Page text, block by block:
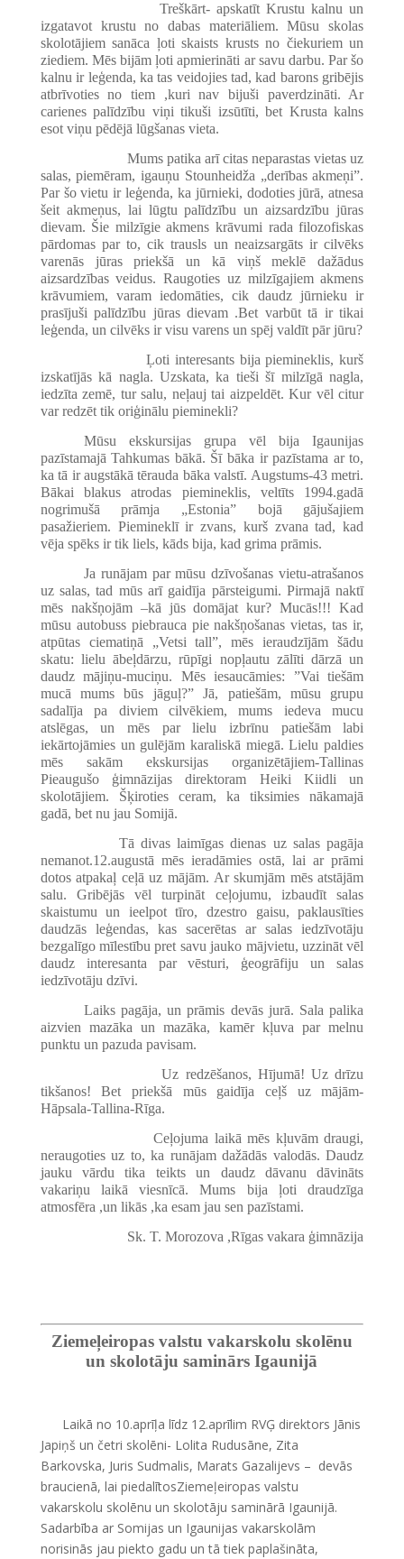
Treškārt- apskatīt Krustu kalnu un
izgatavot krustu no dabas materiāliem. Mūsu skolas
skolotājiem sanāca ļoti skaists krusts no čiekuriem un
ziediem. Mēs bijām ļoti apmierināti ar savu darbu. Par šo
kalnu ir leģenda, ka tas veidojies tad, kad barons gribējis
atbrīvoties no tiem ,kuri nav bijuši paverdzināti. Ar
carienes palīdzību viņi tikuši izsūtīti, bet Krusta kalns
esot viņu pēdējā lūgšanas vieta.
Mums patika arī citas neparastas vietas uz
salas, piemēram, igauņu Stounheidža „derības akmeņi”.
Par šo vietu ir leģenda, ka jūrnieki, dodoties jūrā, atnesa
šeit akmeņus, lai lūgtu palīdzību un aizsardzību jūras
dievam. Šie milzīgie akmens krāvumi rada filozofiskas
pārdomas par to, cik trausls un neaizsargāts ir cilvēks
varenās jūras priekšā un kā viņš meklē dažādus
aizsardzības veidus. Raugoties uz milzīgajiem akmens
krāvumiem, varam iedomāties, cik daudz jūrnieku ir
prasījuši palīdzību jūras dievam .Bet varbūt tā ir tikai
leģenda, un cilvēks ir visu varens un spēj valdīt pār jūru?
Ļoti interesants bija piemineklis, kurš
izskatījās kā nagla. Uzskata, ka tieši šī milzīgā nagla,
iedzīta zemē, tur salu, neļauj tai aizpeldēt. Kur vēl citur
var redzēt tik oriģinālu pieminekli?
Mūsu ekskursijas grupa vēl bija Igaunijas
pazīstamajā Tahkumas bākā. Šī bāka ir pazīstama ar to,
ka tā ir augstākā tērauda bāka valstī. Augstums-43 metri.
Bākai blakus atrodas piemineklis, veltīts 1994.gadā
nogrimušā prāmja „Estonia” bojā gājušajiem
pasažieriem. Piemineklī ir zvans, kurš zvana tad, kad
vēja spēks ir tik liels, kāds bija, kad grima prāmis.
Ja runājam par mūsu dzīvošanas vietu-atrašanos
uz salas, tad mūs arī gaidīja pārsteigumi. Pirmajā naktī
mēs nakšņojām –kā jūs domājat kur? Mucās!!! Kad
mūsu autobuss piebrauca pie nakšņošanas vietas, tas ir,
atpūtas ciematiņā „Vetsi tall”, mēs ieraudzījām šādu
skatu: lielu ābeļdārzu, rūpīgi nopļautu zālīti dārzā un
daudz mājiņu-muciņu. Mēs iesaucāmies: ”Vai tiešām
mucā mums būs jāguļ?” Jā, patiešām, mūsu grupu
sadalīja pa diviem cilvēkiem, mums iedeva mucu
atslēgas, un mēs par lielu izbrīnu patiešām labi
iekārtojāmies un gulējām karaliskā miegā. Lielu paldies
mēs sakām ekskursijas organizētājiem-Tallinas
Pieaugušo ģimnāzijas direktoram Heiki Kiidli un
skolotājiem. Šķiroties ceram, ka tiksimies nākamajā
gadā, bet nu jau Somijā.
Tā divas laimīgas dienas uz salas pagāja
nemanot.12.augustā mēs ieradāmies ostā, lai ar prāmi
dotos atpakaļ ceļā uz mājām. Ar skumjām mēs atstājām
salu. Gribējās vēl turpināt ceļojumu, izbaudīt salas
skaistumu un ieelpot tīro, dzestro gaisu, paklausīties
daudzās leģendas, kas sacerētas ar salas iedzīvotāju
bezgalīgo mīlestību pret savu jauko mājvietu, uzzināt vēl
daudz interesanta par vēsturi, ģeogrāfiju un salas
iedzīvotāju dzīvi.
Laiks pagāja, un prāmis devās jurā. Sala palika
aizvien mazāka un mazāka, kamēr kļuva par melnu
punktu un pazuda pavisam.
Uz redzēšanos, Hījumā! Uz drīzu
tikšanos! Bet priekšā mūs gaidīja ceļš uz mājām-
Hāpsala-Tallina-Rīga.
Ceļojuma laikā mēs kļuvām draugi,
neraugoties uz to, ka runājam dažādās valodās. Daudz
jauku vārdu tika teikts un daudz dāvanu dāvināts
vakariņu laikā viesnīcā. Mums bija ļoti draudzīga
atmosfēra ,un likās ,ka esam jau sen pazīstami.
Sk. T. Morozova ,Rīgas vakara ģimnāzija
Ziemeļeiropas valstu vakarskolu skolēnu
un skolotāju saminārs Igaunijā
Laikā no 10.aprīļa līdz 12.aprīlim RVĢ direktors Jānis
Japiņš un četri skolēni- Lolita Rudusāne, Zita
Barkovska, Juris Sudmalis, Marats Gazalijevs – devās
braucienā, lai piedalītosZiemeļeiropas valstu
vakarskolu skolēnu un skolotāju saminārā Igaunijā.
Sadarbība ar Somijas un Igaunijas vakarskolām
norisinās jau piekto gadu un tā tiek paplašināta,